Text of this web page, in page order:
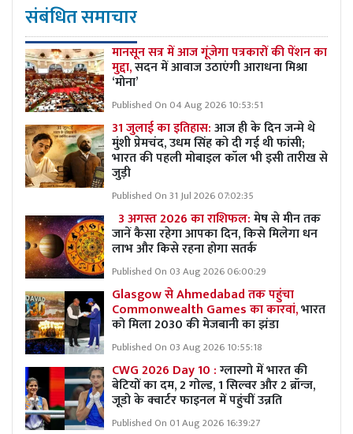
संबंधित समाचार
मानसून सत्र में आज गूंजेगा पत्रकारों की पेंशन का
मुद्दा,सदन में आवाज उठाएंगी आराधना मिश्रा
‘मोना’
Published On 04 Aug 2026 10:53:51
31 जुलाई का इतिहास:आज ही के दिन जन्मे थे
मुंशी प्रेमचंद, उधम सिंह को दी गई थी फांसी;
भारत की पहली मोबाइल कॉल भी इसी तारीख से
जुड़ी
Published On 31 Jul 2026 07:02:35
3 अगस्त 2026 का राशिफल:मेष से मीन तक
जानें कैसा रहेगा आपका दिन, किसे मिलेगा धन
लाभ और किसे रहना होगा सतर्क
Published On 03 Aug 2026 06:00:29
Glasgow से Ahmedabad तक पहुंचा
Commonwealth Games का कारवां,भारत
को मिला 2030 की मेजबानी का झंडा
Published On 03 Aug 2026 10:55:18
CWG 2026 Day 10 :ग्लास्गो में भारत की
बेटियों का दम, 2 गोल्ड, 1 सिल्वर और 2 ब्रॉन्ज,
जूडो के क्वार्टर फाइनल में पहुंचीं उन्नति
Published On 01 Aug 2026 16:39:27